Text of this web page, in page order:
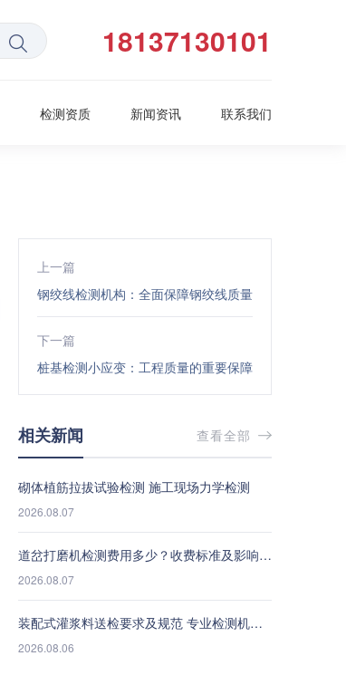
18137130101
检测资质 新闻资讯 联系我们
上一篇
钢绞线检测机构：全面保障钢绞线质量
下一篇
桩基检测小应变：工程质量的重要保障
相关新闻 查看全部
砌体植筋拉拔试验检测 施工现场力学检测
2026.08.07
道岔打磨机检测费用多少？收费标准及影响因素说明
2026.08.07
装配式灌浆料送检要求及规范 专业检测机构选择指南
2026.08.06